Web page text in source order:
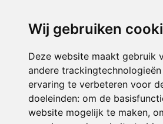
Wij gebruiken
Deze website maakt gebruik
andere
ervaring te verbeteren voor
doeleinden: om de
website mogelijk te maken,
ONDERDEEL VAN